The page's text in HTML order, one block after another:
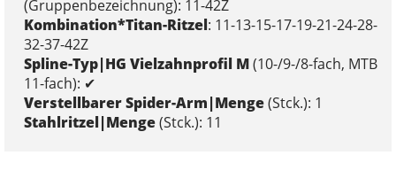
(Gruppenbezeichnung): 11-42Z
Kombination*Titan-Ritzel: 11-13-15-17-19-21-24-28-
32-37-42Z
Spline-Typ|HG Vielzahnprofil M(10-/9-/8-fach, MTB
11-fach): ✔
Verstellbarer Spider-Arm|Menge(Stck.): 1
Stahlritzel|Menge(Stck.): 11